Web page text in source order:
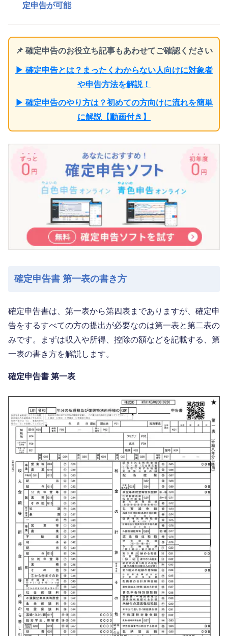
定申告が可能
📌 確定申告のお役立ち記事もあわせてご確認ください
▶ 確定申告とは？まったくわからない人向けに対象者
や申告方法を解説！
▶ 確定申告のやり方は？初めての方向けに流れを簡単
に解説【動画付き】
確定申告書 第一表の書き方
確定申告書は、第一表から第四表までありますが、確定申
告をするすべての方の提出が必要なのは第一表と第二表の
みです。まずは収入や所得、控除の額などを記載する、第
一表の書き方を解説します。
確定申告書 第一表